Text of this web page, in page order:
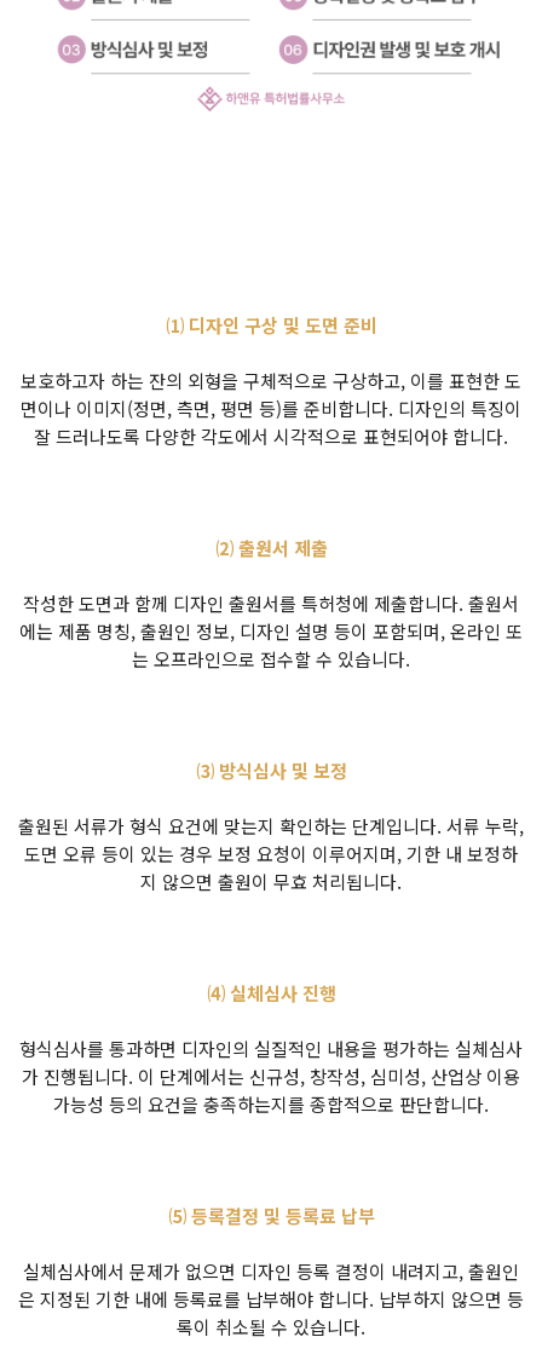
⑴ 디자인 구상 및 도면 준비
보호하고자 하는 잔의 외형을 구체적으로 구상하고, 이를 표현한 도
면이나 이미지(정면, 측면, 평면 등)를 준비합니다. 디자인의 특징이
잘 드러나도록 다양한 각도에서 시각적으로 표현되어야 합니다.
⑵ 출원서 제출
작성한 도면과 함께 디자인 출원서를 특허청에 제출합니다. 출원서
에는 제품 명칭, 출원인 정보, 디자인 설명 등이 포함되며, 온라인 또
는 오프라인으로 접수할 수 있습니다.
⑶ 방식심사 및 보정
출원된 서류가 형식 요건에 맞는지 확인하는 단계입니다. 서류 누락,
도면 오류 등이 있는 경우 보정 요청이 이루어지며, 기한 내 보정하
지 않으면 출원이 무효 처리됩니다.
⑷ 실체심사 진행
형식심사를 통과하면 디자인의 실질적인 내용을 평가하는 실체심사
가 진행됩니다. 이 단계에서는 신규성, 창작성, 심미성, 산업상 이용
가능성 등의 요건을 충족하는지를 종합적으로 판단합니다.
⑸ 등록결정 및 등록료 납부
실체심사에서 문제가 없으면 디자인 등록 결정이 내려지고, 출원인
은 지정된 기한 내에 등록료를 납부해야 합니다. 납부하지 않으면 등
록이 취소될 수 있습니다.